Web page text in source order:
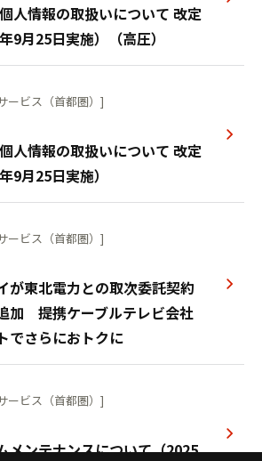
人情報の取扱いについて 改定
9月25日実施）（高圧）
人情報の取扱いについて 改定
9月25日実施）
ービス（首都圏）]
が東北電力との取次委託契約
加 提携ケーブルテレビ会社
でさらにおトクに
ービス（首都圏）]
メンテナンスについて（2025
ービス（首都圏）]